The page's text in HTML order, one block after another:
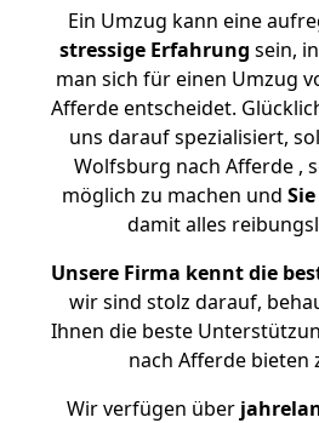
Ein Umzug kann eine
stressige Erfahrung sein,
man sich für einen Umzug
Afferde entscheidet.
uns darauf spezialisiert,
Wolfsburg nach Afferde ,
möglich zu machen und
damit alles
Unsere Firma kennt die
wir sind stolz darauf,
Ihnen die beste
nach Afferde bieten
Wir verfügen über